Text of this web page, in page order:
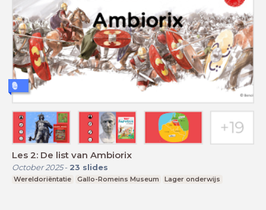
Les 2: De list van Ambiorix
October 2025- 23 slides
Wereldoriëntatie Gallo-Romeins Museum Lager onderwijs